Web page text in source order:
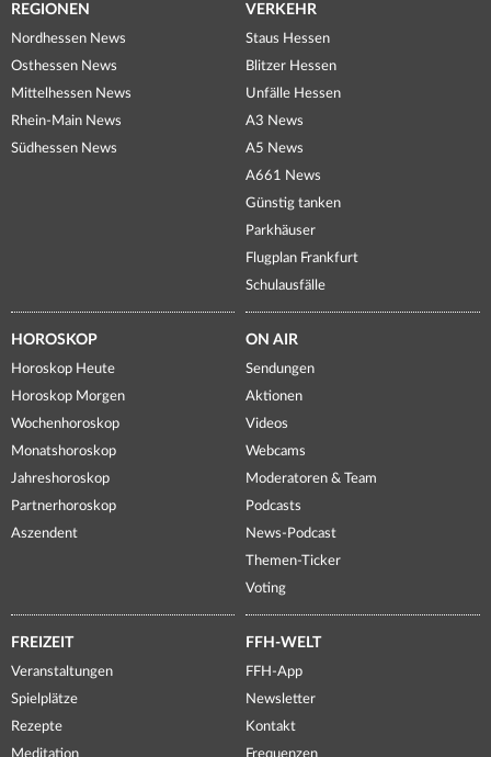
REGIONEN
Nordhessen News
Osthessen News
Mittelhessen News
Rhein-Main News
Südhessen News
VERKEHR
Staus Hessen
Blitzer Hessen
Unfälle Hessen
A3 News
A5 News
A661 News
Günstig tanken
Parkhäuser
Flugplan Frankfurt
Schulausfälle
HOROSKOP
Horoskop Heute
Horoskop Morgen
Wochenhoroskop
Monatshoroskop
Jahreshoroskop
Partnerhoroskop
Aszendent
ON AIR
Sendungen
Aktionen
Videos
Webcams
Moderatoren & Team
Podcasts
News-Podcast
Themen-Ticker
Voting
FREIZEIT
Veranstaltungen
Spielplätze
Rezepte
Meditation
FFH-WELT
FFH-App
Newsletter
Kontakt
Frequenzen